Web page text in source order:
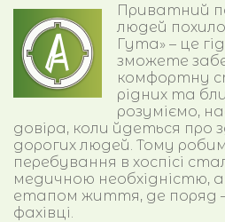
Приватний
людей
Гута» – це
зможете
комфортну
рідних та
розуміємо,
довіра, коли йдеться про
дорогих людей. Тому
перебування в хоспісі
медичною необхідністю,
етапом життя, де поряд
фахівці.